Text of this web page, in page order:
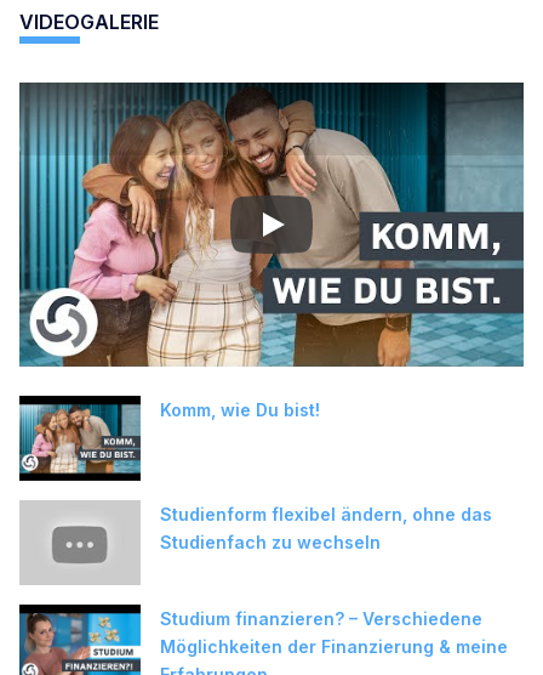
VIDEOGALERIE
Play
Komm, wie Du bist!
Studienform flexibel ändern, ohne das
Studienfach zu wechseln
Studium finanzieren? – Verschiedene
Möglichkeiten der Finanzierung & meine